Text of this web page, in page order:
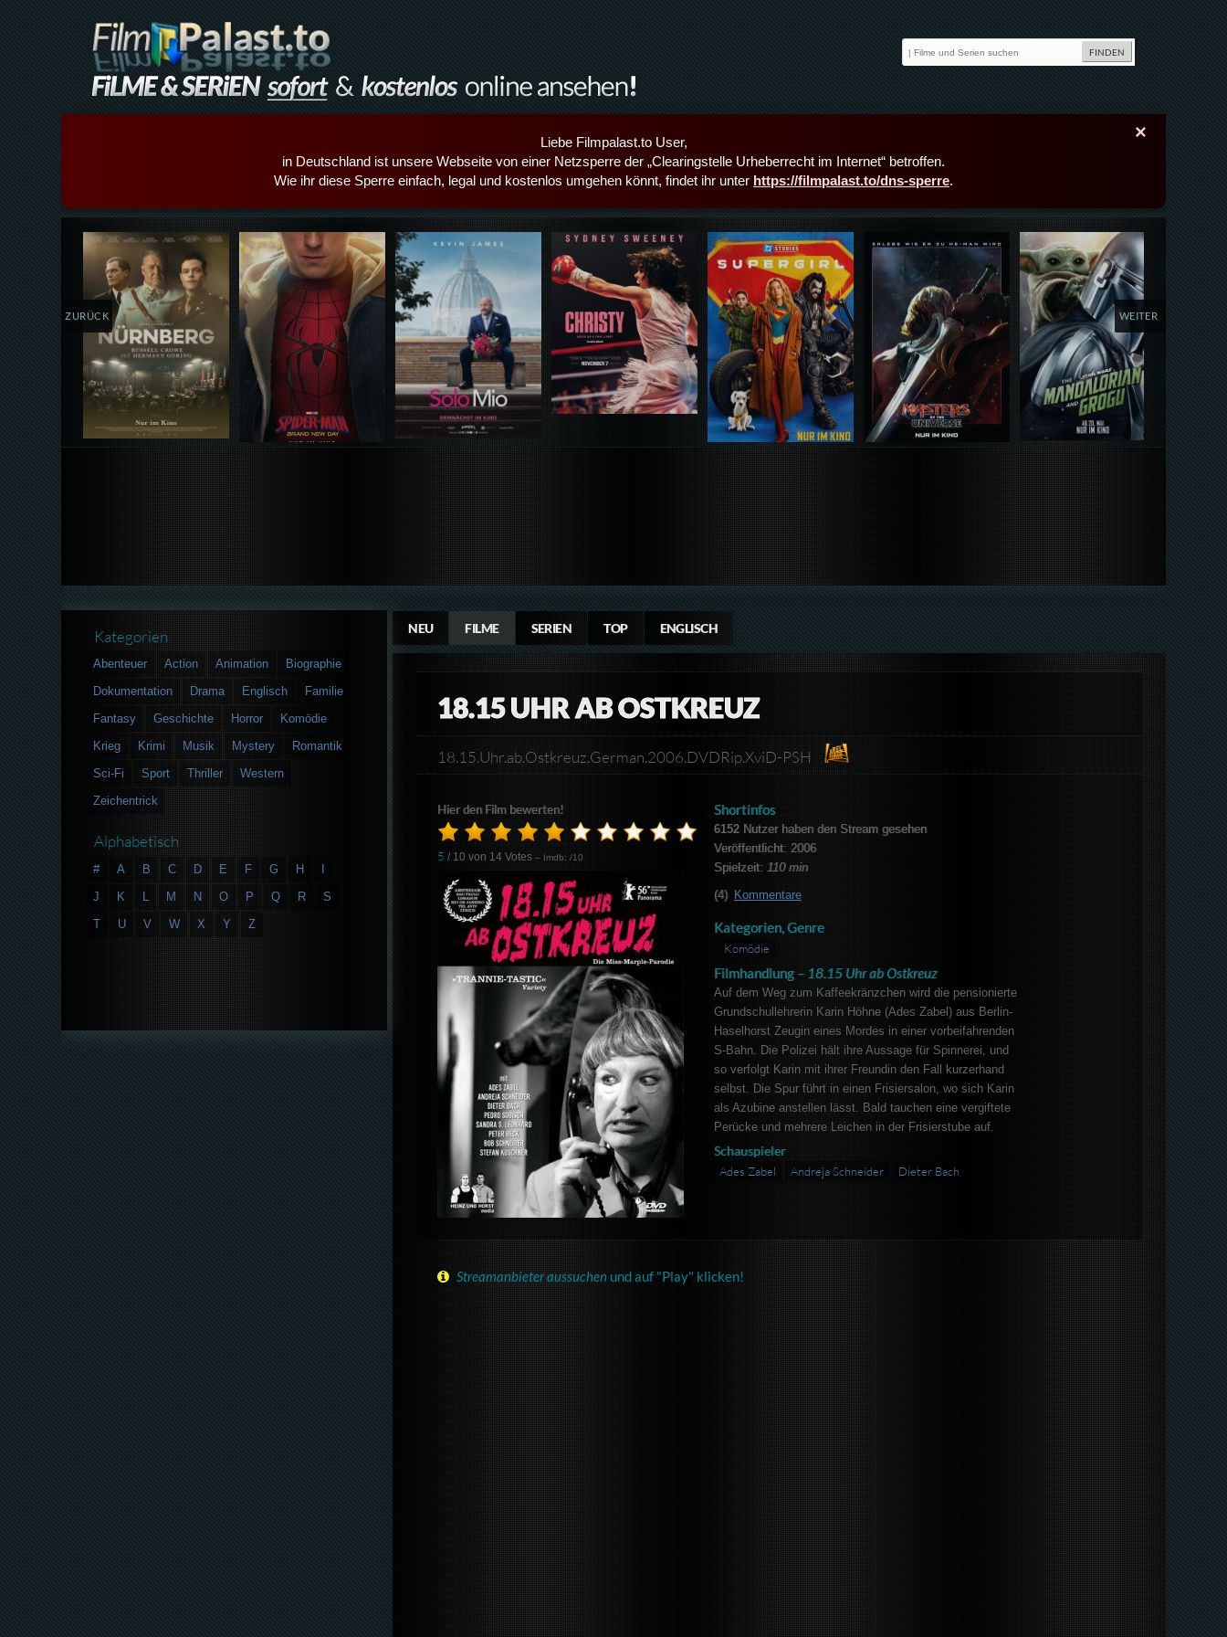
×
Liebe Filmpalast.to User,
in Deutschland ist unsere Webseite von einer Netzsperre der „Clearingstelle Urheberrecht im Internet“ betroffen.
Wie ihr diese Sperre einfach, legal und kostenlos umgehen könnt, findet ihr unter https://filmpalast.to/dns-sperre.
Details,Play Details,Play Details,Play Details,Play Details,Play Details,Play Details,Play
ZURÜCK WEITER
NEU FILME SERIEN TOP ENGLISCH
18.15 UHR AB OSTKREUZ
18.15.Uhr.ab.Ostkreuz.German.2006.DVDRip.XviD-PSH
Hier den Film bewerten!
5 / 10 von 14 Votes – Imdb: /10
Shortinfos
6152Nutzer haben den Stream gesehen
Veröffentlicht: 2006
Spielzeit: 110 min
(4) Kommentare
Kategorien, Genre
Komödie
Filmhandlung – 18.15 Uhr ab Ostkreuz
Auf dem Weg zum Kaffeekränzchen wird die pensionierte
Grundschullehrerin Karin Höhne (Ades Zabel) aus Berlin-
Haselhorst Zeugin eines Mordes in einer vorbeifahrenden
S-Bahn. Die Polizei hält ihre Aussage für Spinnerei, und
so verfolgt Karin mit ihrer Freundin den Fall kurzerhand
selbst. Die Spur führt in einen Frisiersalon, wo sich Karin
als Azubine anstellen lässt. Bald tauchen eine vergiftete
Perücke und mehrere Leichen in der Frisierstube auf.
Schauspieler
Ades Zabel Andreja Schneider Dieter Bach
Streamanbieter aussuchen und auf "Play" klicken!
Kategorien
Abenteuer Action Animation
Biographie
Dokumentation
Drama Englisch
Familie
Fantasy
Geschichte Horror
Komödie
Krieg
Krimi Musik Mystery
Romantik
Sci-Fi
Sport Thriller
Western
Zeichentrick
Alphabetisch
# A B C D E F G H
J
K L M N O P Q R
S
T
U V W X Y Z